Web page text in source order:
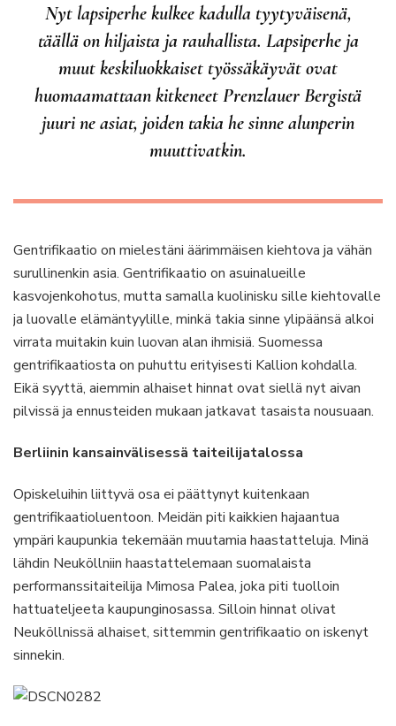
Nyt lapsiperhe kulkee kadulla tyytyväisenä,
täällä on hiljaista ja rauhallista. Lapsiperhe ja
muut keskiluokkaiset työssäkäyvät ovat
huomaamattaan kitkeneet Prenzlauer Bergistä
juuri ne asiat, joiden takia he sinne alunperin
muuttivatkin.
Gentrifikaatio on mielestäni äärimmäisen kiehtova ja vähän
surullinenkin asia. Gentrifikaatio on asuinalueille
kasvojenkohotus, mutta samalla kuolinisku sille kiehtovalle
ja luovalle elämäntyylille, minkä takia sinne ylipäänsä alkoi
virrata muitakin kuin luovan alan ihmisiä. Suomessa
gentrifikaatiosta on puhuttu erityisesti Kallion kohdalla.
Eikä syyttä, aiemmin alhaiset hinnat ovat siellä nyt aivan
pilvissä ja ennusteiden mukaan jatkavat tasaista nousuaan.
Berliinin kansainvälisessä taiteilijatalossa
Opiskeluihin liittyvä osa ei päättynyt kuitenkaan
gentrifikaatioluentoon. Meidän piti kaikkien hajaantua
ympäri kaupunkia tekemään muutamia haastatteluja. Minä
lähdin Neuköllniin haastattelemaan suomalaista
performanssitaiteilija Mimosa Palea, joka piti tuolloin
hattuateljeeta kaupunginosassa. Silloin hinnat olivat
Neuköllnissä alhaiset, sittemmin gentrifikaatio on iskenyt
sinnekin.